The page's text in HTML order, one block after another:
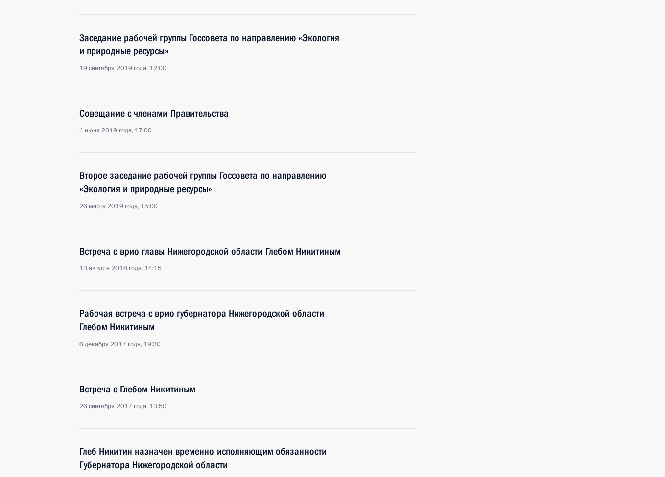
Заседание рабочей группы Госсовета по направлению «Экология
и природные ресурсы»
19 сентября 2019 года, 12:00
Совещание с членами Правительства
4 июня 2019 года, 17:00
Второе заседание рабочей группы Госсовета по направлению
«Экология и природные ресурсы»
26 марта 2019 года, 15:00
Встреча с врио главы Нижегородской области Глебом Никитиным
13 августа 2018 года, 14:15
Рабочая встреча с врио губернатора Нижегородской области
Глебом Никитиным
6 декабря 2017 года, 19:30
Встреча с Глебом Никитиным
26 сентября 2017 года, 13:50
Глеб Никитин назначен временно исполняющим обязанности
Губернатора Нижегородской области